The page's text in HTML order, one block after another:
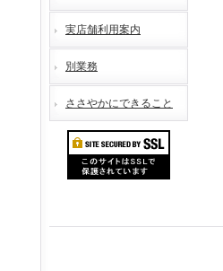
実店舗利用案内
別業務
ささやかにできること